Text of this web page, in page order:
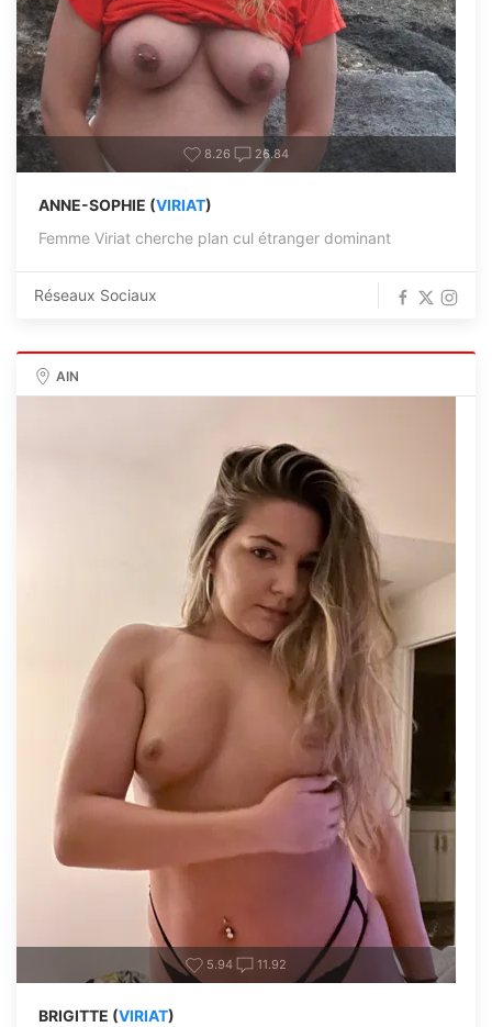
8.26 26.84
ANNE-SOPHIE (VIRIAT)
Femme Viriat cherche plan cul étranger dominant
Réseaux Sociaux
AIN
5.94 11.92
BRIGITTE (VIRIAT)